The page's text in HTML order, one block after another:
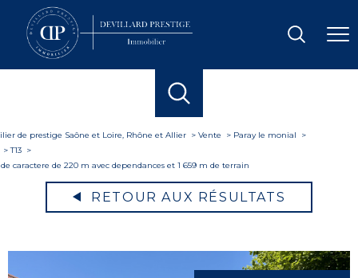
de prestige Saône et Loire, Rhône et Allier Vente
Paray le monial
T13
caractere de 220 m avec dependances et 1 659 m de terrain
RETOUR AUX RÉSULTATS